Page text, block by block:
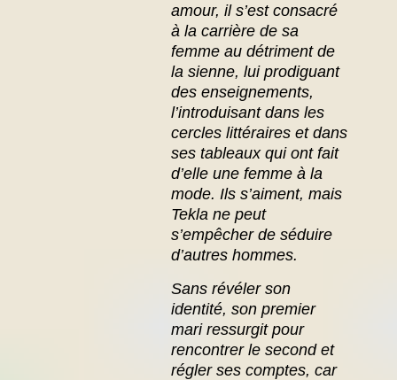
amour, il s’est consacré
à la carrière de sa
femme au détriment de
la sienne, lui prodiguant
des enseignements,
l’introduisant dans les
cercles littéraires et dans
ses tableaux qui ont fait
d’elle une femme à la
mode. Ils s’aiment, mais
Tekla ne peut
s’empêcher de séduire
d’autres hommes.
Sans révéler son
identité, son premier
mari ressurgit pour
rencontrer le second et
régler ses comptes, car